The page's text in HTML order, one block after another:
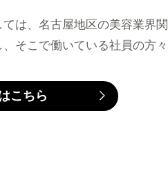
は、名古屋地区の美容業界
そこで働いている社員の方
こちら